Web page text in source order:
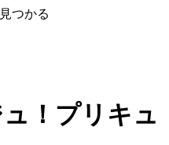
つかる
！プリキュ